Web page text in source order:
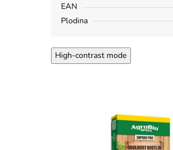
EAN
Plodina
High-contrast mode